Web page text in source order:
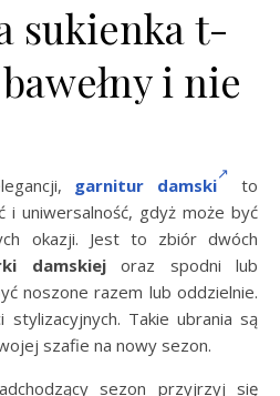
sukienka t-
i nie
garnitur damski
to
i uniwersalność, gdyż może być
okazji. Jest to zbiór dwóch
damskiejoraz spodni lub
noszone razem lub oddzielnie.
Takie ubrania są
szafie na nowy sezon.
sezon przyjrzyj się